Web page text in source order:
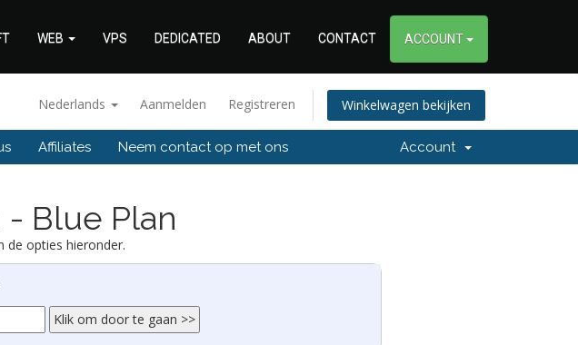
WEB VPS DEDICATED ABOUT CONTACT ACCOUNT
Nederlands Aanmelden Registreren Winkelwagen bekijken
Affiliates Neem contact op met ons Account
Blue Plan
de opties hieronder.